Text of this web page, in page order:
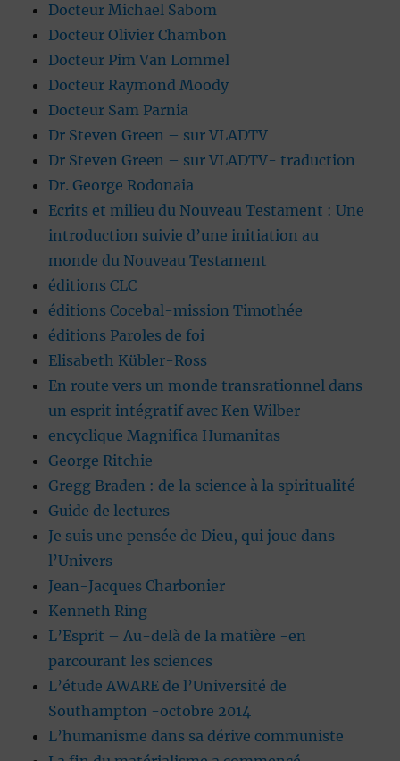
Docteur Michael Sabom
Docteur Olivier Chambon
Docteur Pim Van Lommel
Docteur Raymond Moody
Docteur Sam Parnia
Dr Steven Green – sur VLADTV
Dr Steven Green – sur VLADTV- traduction
Dr. George Rodonaia
Ecrits et milieu du Nouveau Testament : Une
introduction suivie d’une initiation au
monde du Nouveau Testament
éditions CLC
éditions Cocebal-mission Timothée
éditions Paroles de foi
Elisabeth Kübler-Ross
En route vers un monde transrationnel dans
un esprit intégratif avec Ken Wilber
encyclique Magnifica Humanitas
George Ritchie
Gregg Braden : de la science à la spiritualité
Guide de lectures
Je suis une pensée de Dieu, qui joue dans
l’Univers
Jean-Jacques Charbonier
Kenneth Ring
L’Esprit – Au-delà de la matière -en
parcourant les sciences
L’étude AWARE de l’Université de
Southampton -octobre 2014
L’humanisme dans sa dérive communiste